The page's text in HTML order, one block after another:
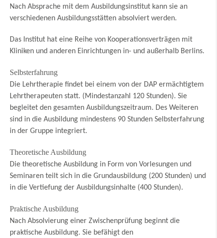
Nach Absprache mit dem Ausbildungsinstitut kann sie an
verschiedenen Ausbildungsstätten absolviert werden.
Das Institut hat eine Reihe von Kooperationsverträgen mit
Kliniken und anderen Einrichtungen in- und außerhalb Berlins.
Selbsterfahrung
Die Lehrtherapie findet bei einem von der DAP ermächtigtem
Lehrtherapeuten statt. (Mindestanzahl 120 Stunden). Sie
begleitet den gesamten Ausbildungszeitraum. Des Weiteren
sind in die Ausbildung mindestens 90 Stunden Selbsterfahrung
in der Gruppe integriert.
Theoretische Ausbildung
Die theoretische Ausbildung in Form von Vorlesungen und
Seminaren teilt sich in die Grundausbildung (200 Stunden) und
in die Vertiefung der Ausbildungsinhalte (400 Stunden).
Praktische Ausbildung
Nach Absolvierung einer Zwischenprüfung beginnt die
praktische Ausbildung. Sie befähigt den